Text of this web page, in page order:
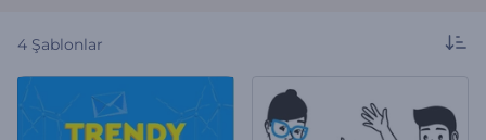
4 Şablonlar